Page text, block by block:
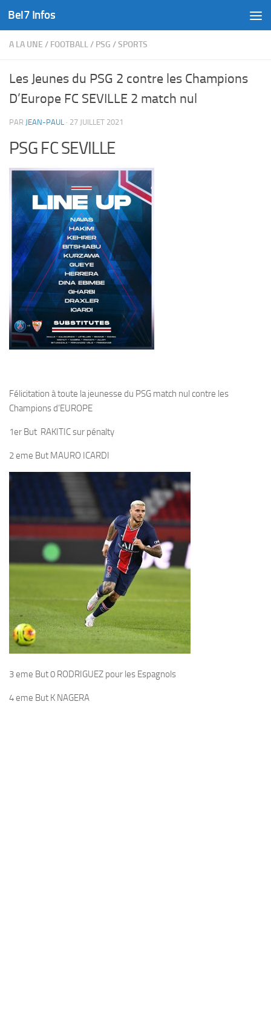
Skip to content
Bel7 Infos
A LA UNE / FOOTBALL/ PSG /SPORTS
Les Jeunes du PSG 2 contre les Champions
D’Europe FC SEVILLE 2 match nul
PAR JEAN-PAUL · 27 JUILLET 2021
PSG FC SEVILLE
Félicitation à toute la jeunesse du PSG match nul contre les
Champions d’EUROPE
1er But RAKITIC sur pénalty
2 eme But MAURO ICARDI
3 eme But 0 RODRIGUEZ pour les Espagnols
4 eme But K NAGERA